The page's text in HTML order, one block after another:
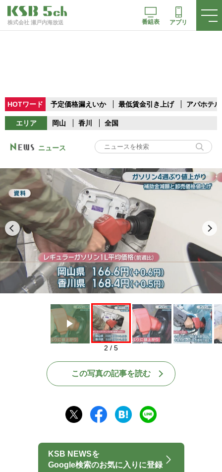
株式会社 瀬戸内海放送 番組表 アプリ
HOTワード 予定価格漏えいか 最低賃金引き上げ アパホテル
エリア 岡山 香川 全国
ニュース
Play
2 / 5
この写真の記事を読む
KSB NEWSを
Google検索のお気に入りに登録